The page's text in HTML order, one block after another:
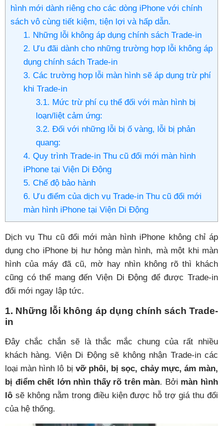
hình mới dành riêng cho các dòng iPhone với chính
sách vô cùng tiết kiệm, tiện lợi và hấp dẫn.
1. Những lỗi không áp dụng chính sách Trade-in
2. Ưu đãi dành cho những trường hợp lỗi không áp
dụng chính sách Trade-in
3. Các trường hợp lỗi màn hình sẽ áp dụng trừ phí
khi Trade-in
3.1. Mức trừ phí cụ thể đối với màn hình bị
loạn/liệt cảm ứng:
3.2. Đối với những lỗi bị ố vàng, lỗi bị phản
quang:
4. Quy trình Trade-in Thu cũ đổi mới màn hình
iPhone tại Viện Di Động
5. Chế độ bảo hành
6. Ưu điểm của dịch vụ Trade-in Thu cũ đổi mới
màn hình iPhone tại Viện Di Động
Dịch vụ Thu cũ đổi mới màn hình iPhone không chỉ áp
dụng cho iPhone bị hư hỏng màn hình, mà một khi màn
hình của máy đã cũ, mờ hay nhìn không rõ thì khách
cũng có thể mang đến Viện Di Động để được Trade-in
đổi mới ngay lập tức.
1. Những lỗi không áp dụng chính sách Trade-
in
Đây chắc chắn sẽ là thắc mắc chung của rất nhiều
khách hàng. Viện Di Độngsẽ không nhận Trade-in các
loại màn hình lô bị vỡ phôi, bị sọc, chảy mực, ám màn,
bị điểm chết lớn nhìn thấy rõ trên màn. Bởi màn hình
lô sẽ không nằm trong điều kiện được hỗ trợ giá thu đổi
của hệ thống.